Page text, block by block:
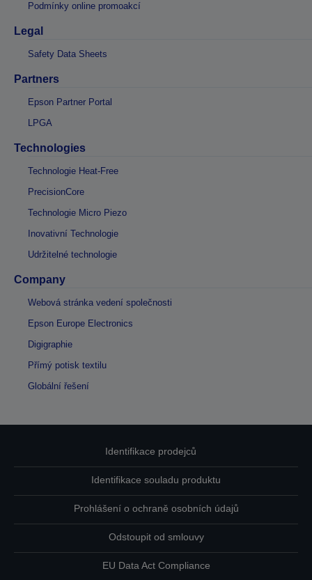
Podmínky online promoakcí
Legal
Safety Data Sheets
Partners
Epson Partner Portal
LPGA
Technologies
Technologie Heat-Free
PrecisionCore
Technologie Micro Piezo
Inovativní Technologie
Udržitelné technologie
Company
Webová stránka vedení společnosti
Epson Europe Electronics
Digigraphie
Přímý potisk textilu
Globální řešení
Identifikace prodejců
Identifikace souladu produktu
Prohlášení o ochraně osobních údajů
Odstoupit od smlouvy
EU Data Act Compliance